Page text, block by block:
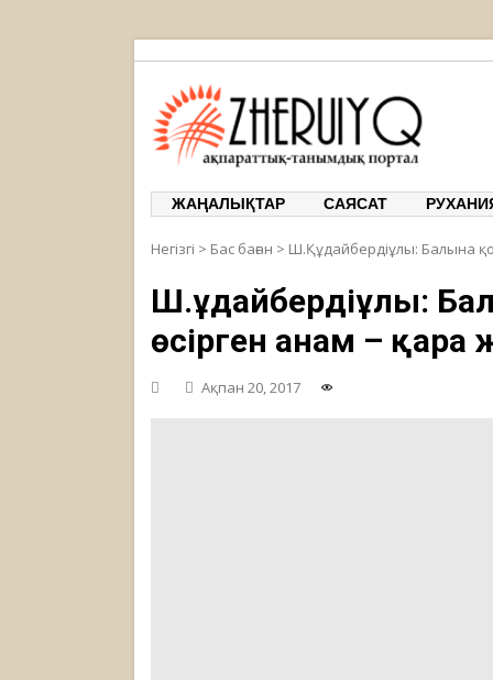
ЖАҢАЛЫҚТАР САЯСАТ
Негізгі > Бас баған > Ш.Құдайбердіұлы: Балына
Ш.Құдайбердіұлы:
өсірген анам – қара
Ақпан 20, 2017